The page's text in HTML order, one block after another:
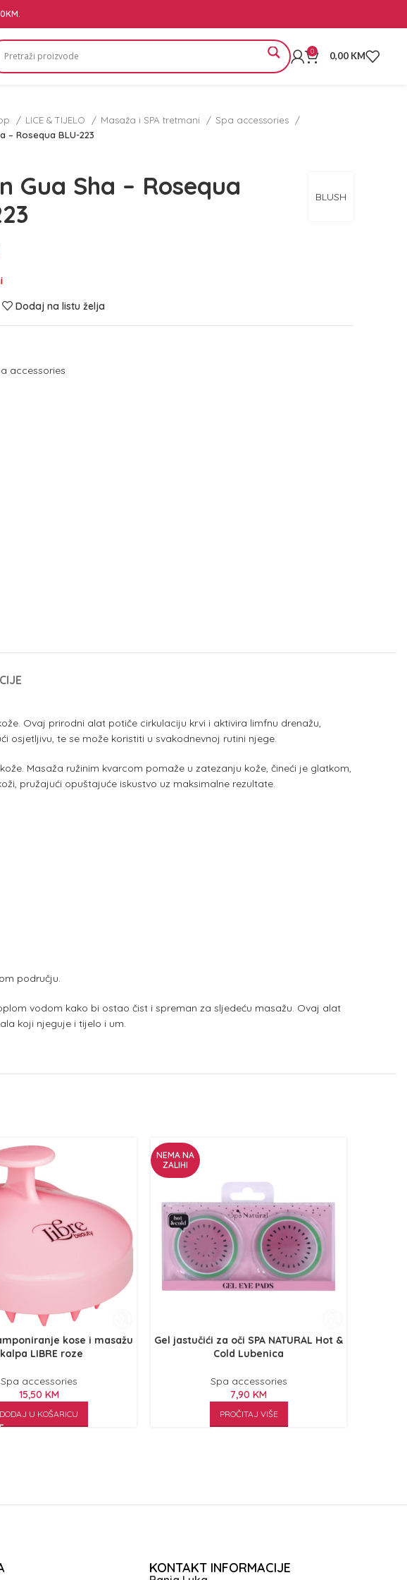
0 0,00 KM
LICE & TIJELO Masaža i SPA tretmani
Spa accessories
– Rosequa BLU-223
BLUSH
Gua Sha – Rosequa
Dodaj na listu želja
accessories
Ovaj prirodni alat potiče cirkulaciju krvi i aktivira limfnu drenažu,
osjetljivu, te se može koristiti u svakodnevnoj rutini njege.
Masaža ružinim kvarcom pomaže u zatezanju kože, čineći je glatkom,
pružajući opuštajuće iskustvo uz maksimalne rezultate.
području.
vodom kako bi ostao čist i spreman za sljedeću masažu. Ovaj alat
koji njeguje i tijelo i um.
kose i masažu
LIBRE roze
Spa accessories
15,50 KM
DODAJ U KOŠARICU
NEMA NA
ZALIHI
Gel jastučići za oči SPA NATURAL Hot &
Cold Lubenica
Spa accessories
7,90 KM
PROČITAJ VIŠE
KONTAKT INFORMACIJE